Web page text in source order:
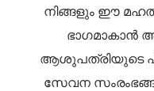
നിങ്ങളും ഈ
ഭാഗമാകാൻ
ആശുപത്രിയുടെ
സേവന